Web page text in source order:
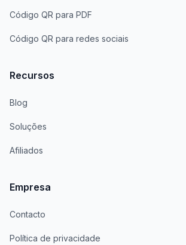
Código QR para PDF
Código QR para redes sociais
Recursos
Blog
Soluções
Afiliados
Empresa
Contacto
Política de privacidade